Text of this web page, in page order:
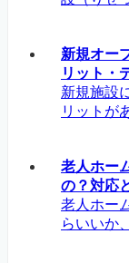
新規オー
リット・
新規施設
リットが
老人ホー
の？対応
老人ホー
らいいか